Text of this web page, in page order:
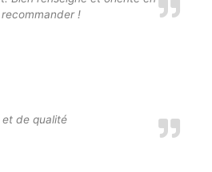
!
de qualité